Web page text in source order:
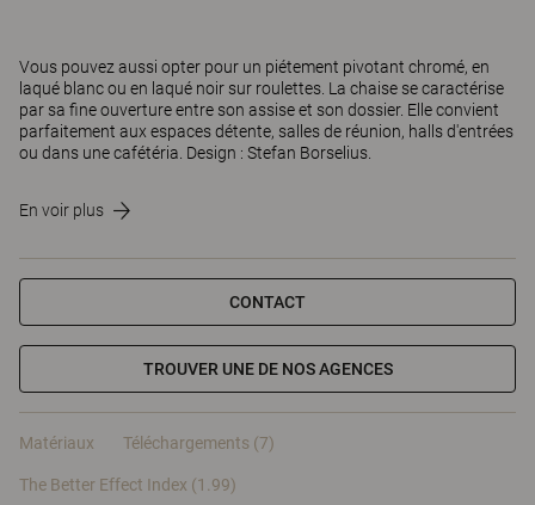
Vous pouvez aussi opter pour un piétement pivotant chromé, en
laqué blanc ou en laqué noir sur roulettes. La chaise se caractérise
par sa fine ouverture entre son assise et son dossier. Elle convient
parfaitement aux espaces détente, salles de réunion, halls d'entrées
ou dans une cafétéria. Design : Stefan Borselius.
En voir plus
CONTACT
TROUVER UNE DE NOS AGENCES
Matériaux Téléchargements (7)
The Better Effect Index (1.99)